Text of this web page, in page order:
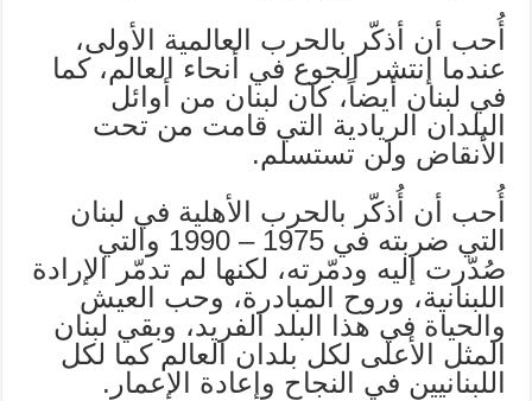
أُحب أن أذكّر بالحرب العالمية الأولى،
عندما إنتشر الجوع في أنحاء العالم، كما
في لبنان أيضاً، كان لبنان من أوائل
البلدان الريادية التي قامت من تحت
الأنقاض ولن تستسلم.
أُحب أن أُذكّر بالحرب الأهلية في لبنان
التي ضربته في 1975 – 1990 والتي
صُدّرت إليه ودمّرته، لكنها لم تدمّر الإرادة
اللبنانية، وروح المبادرة، وحب العيش
والحياة في هذا البلد الفريد، وبقي لبنان
المثل الأعلى لكل بلدان العالم كما لكل
اللبنانيين في النجاح وإعادة الإعمار.